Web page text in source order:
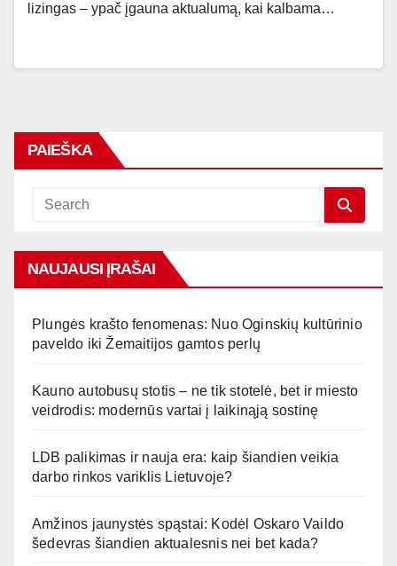
lizingas – ypač įgauna aktualumą, kai kalbama…
PAIEŠKA
NAUJAUSI ĮRAŠAI
Plungės krašto fenomenas: Nuo Oginskių kultūrinio
paveldo iki Žemaitijos gamtos perlų
Kauno autobusų stotis – ne tik stotelė, bet ir miesto
veidrodis: modernūs vartai į laikinąją sostinę
LDB palikimas ir nauja era: kaip šiandien veikia
darbo rinkos variklis Lietuvoje?
Amžinos jaunystės spąstai: Kodėl Oskaro Vaildo
šedevras šiandien aktualesnis nei bet kada?